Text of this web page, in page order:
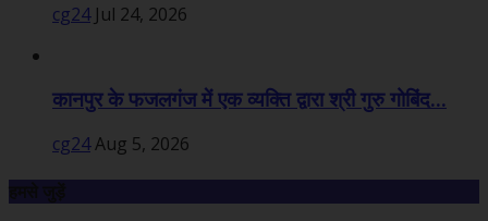
cg24 Jul 24, 2026
कानपुर के फजलगंज में एक व्यक्ति द्वारा श्री गुरु गोबिंद...
cg24Aug 5, 2026